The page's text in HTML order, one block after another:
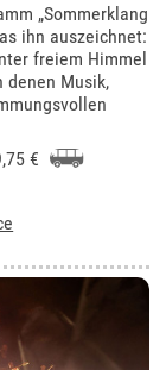
„Sommerklang
ihn auszeichnet:
freiem Himmel
denen Musik,
€